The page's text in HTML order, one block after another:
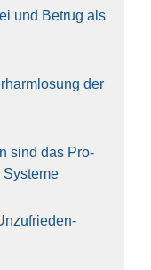
und Betrug als
der
sind das Pro­
Sys‍te‍me